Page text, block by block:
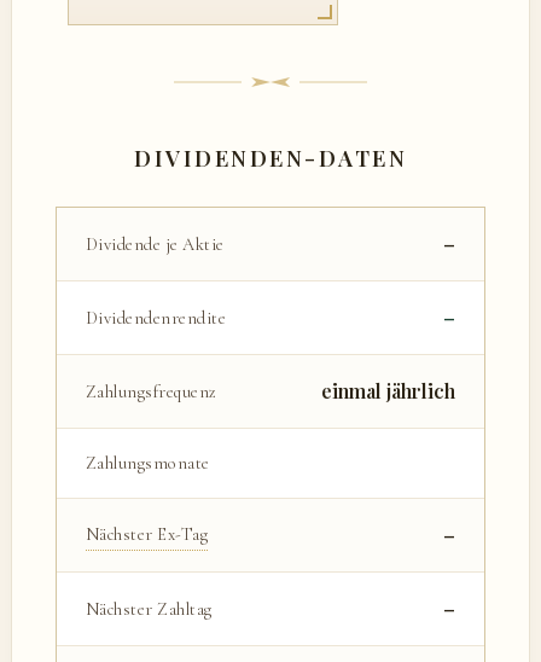
DIVIDENDEN-DATEN
Dividende je Aktie –
Dividendenrendite –
Zahlungsfrequenz einmal jährlich
Zahlungsmonate
Nächster Ex-Tag –
Nächster Zahltag –